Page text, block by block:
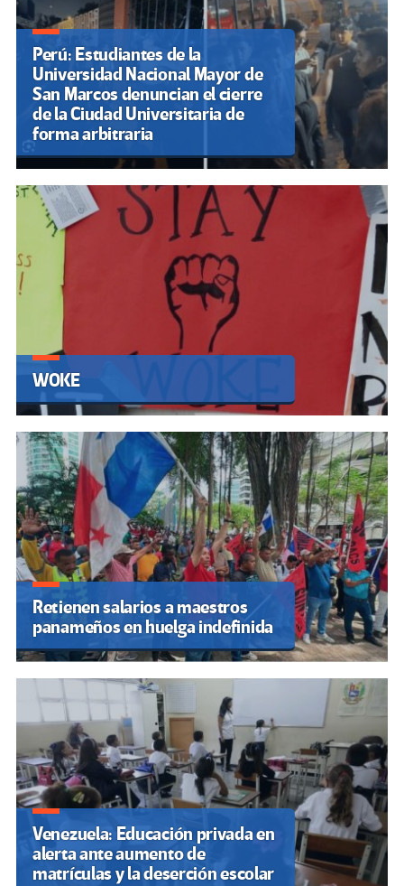
Perú: Estudiantes de la
Universidad Nacional Mayor de
San Marcos denuncian el cierre
de la Ciudad Universitaria de
forma arbitraria
WOKE
Retienen salarios a maestros
panameños en huelga indefinida
Venezuela: Educación privada en
alerta ante aumento de
matrículas y la deserción escolar